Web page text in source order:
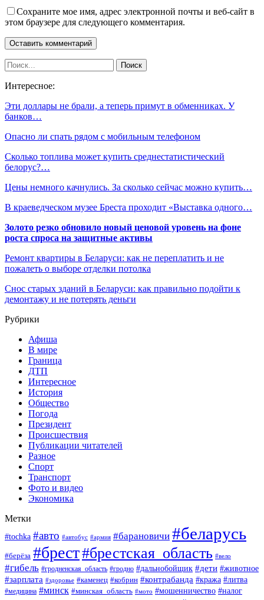
Сохраните мое имя, адрес электронной почты и веб-сайт в
этом браузере для следующего комментария.
Интересное:
Эти доллары не брали, а теперь примут в обменниках. У
банков…
Опасно ли спать рядом с мобильным телефоном
Сколько топлива может купить среднестатистический
белорус?…
Цены немного качнулись. За сколько сейчас можно купить…
В краеведческом музее Бреста проходит «Выставка одного…
Золото резко обновило новый ценовой уровень на фоне
роста спроса на защитные активы
Ремонт квартиры в Беларуси: как не переплатить и не
пожалеть о выборе отделки потолка
Снос старых зданий в Беларуси: как правильно подойти к
демонтажу и не потерять деньги
Рубрики
Афиша
В мире
Граница
ДТП
Интересное
История
Общество
Погода
Президент
Происшествия
Публикации читателей
Разное
Спорт
Транспорт
Фото и видео
Экономика
Метки
#tochka #авто #автобус #армия #барановичи #беларусь
#берёза #брест#брестская_область #вело
#гибель #гродненская_область #гродно #дальнобойщик #дети #животное
#зарплата #здоровье #каменец #кобрин #контрабанда #кража #литва
#медицина #минск #минская_область #мото #мошенничество #налог